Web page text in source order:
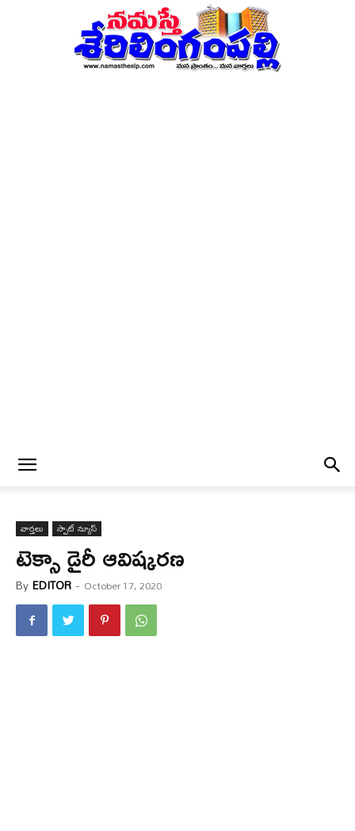
వార్త‌లు స్పాట్ న్యూస్
టెక్సా డైరీ ఆవిష్క‌ర‌ణ‌
ByEDITOR - October 17, 2020